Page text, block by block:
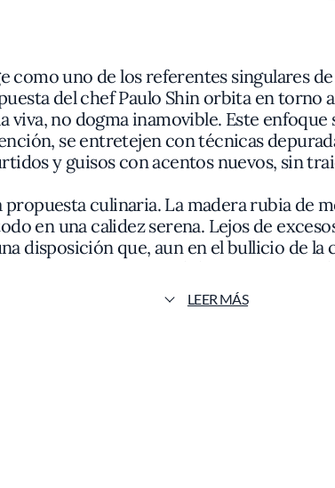
como uno de los referentes singulares
del chef Paulo Shin orbita en torno
viva, no dogma inamovible. Este
se entretejen con técnicas
y guisos con acentos nuevos, sin
culinaria. La madera rubia de
en una calidez serena. Lejos de
disposición que, aun en el bullicio de la
en cada montaje. Los platos llegan en
LEER MÁS